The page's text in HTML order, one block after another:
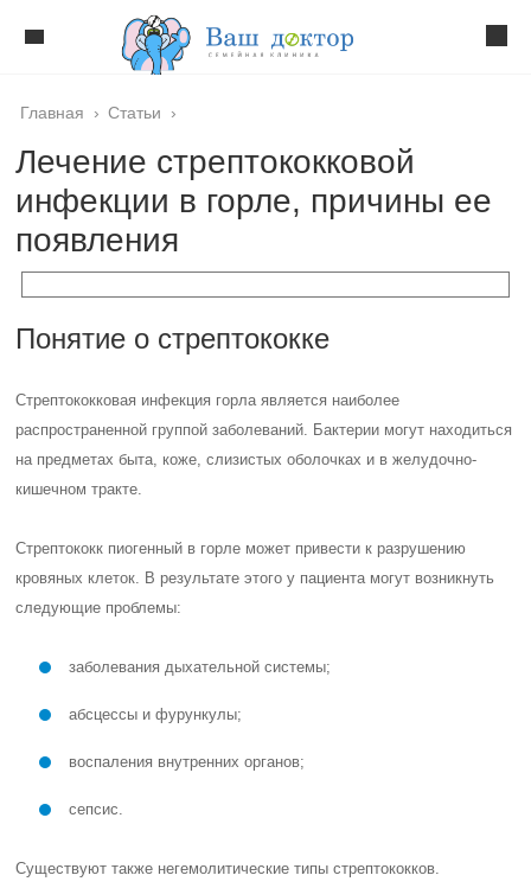
Главная › Статьи ›
Лечение стрептококковой
инфекции в горле, причины ее
появления
Понятие о стрептококке
Стрептококковая инфекция горла является наиболее
распространенной группой заболеваний. Бактерии могут находиться
на предметах быта, коже, слизистых оболочках и в желудочно-
кишечном тракте.
Стрептококк пиогенный в горле может привести к разрушению
кровяных клеток. В результате этого у пациента могут возникнуть
следующие проблемы:
заболевания дыхательной системы;
абсцессы и фурункулы;
воспаления внутренних органов;
сепсис.
Существуют также негемолитические типы стрептококков.